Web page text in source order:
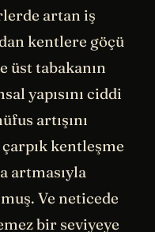
artan iş
kentlere göçü
üst tabakanın
yapısını ciddi
artışını
kentleşme
artmasıyla
Ve neticede
bir seviyeye